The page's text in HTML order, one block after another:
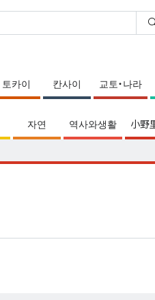
토카이 칸사이 교토・나라
자연 역사와생활 小野